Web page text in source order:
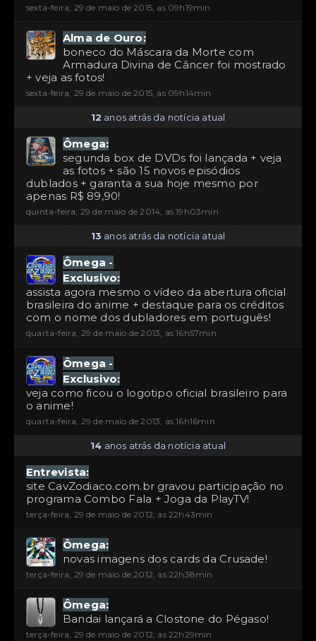
sexta-feira, 29 de maio de 2015, as 09h19min
Alma de Ouro:
boneco do Máscara da Morte com
Armadura Divina de Câncer foi mostrado
+ veja as fotos!
sexta-feira, 29 de maio de 2015, as 09h14min
12 anos atrás da notícia atual
Ômega:
segunda box de DVDs foi lançada + veja
as fotos + são 15 novos episódios
dublados + garanta a sua hoje mesmo por
apenas R$ 89,90!
quinta-feira, 29 de maio de 2014, as 19h03min
13 anos atrás da notícia atual
Ômega -
Exclusivo:
assista agora mesmo o vídeo da abertura oficial
brasileira do anime + destaque para os créditos
com o nome dos dubladores em português!
quarta-feira, 29 de maio de 2013, as 16h57min
Ômega -
Exclusivo:
veja como ficou o logotipo oficial brasileiro para
o anime!
quarta-feira, 29 de maio de 2013, as 16h16min
14 anos atrás da notícia atual
Entrevista:
site CavZodiaco.com.br gravou participação no
programa Combo Fala + Joga da PlayTV!
terça-feira, 29 de maio de 2012, as 22h43min
Ômega:
novas imagens dos cards da Crusade!
terça-feira, 29 de maio de 2012, as 22h38min
Ômega:
Bandai lançará a Clostone do Pégaso!
terça-feira, 29 de maio de 2012, as 22h29min